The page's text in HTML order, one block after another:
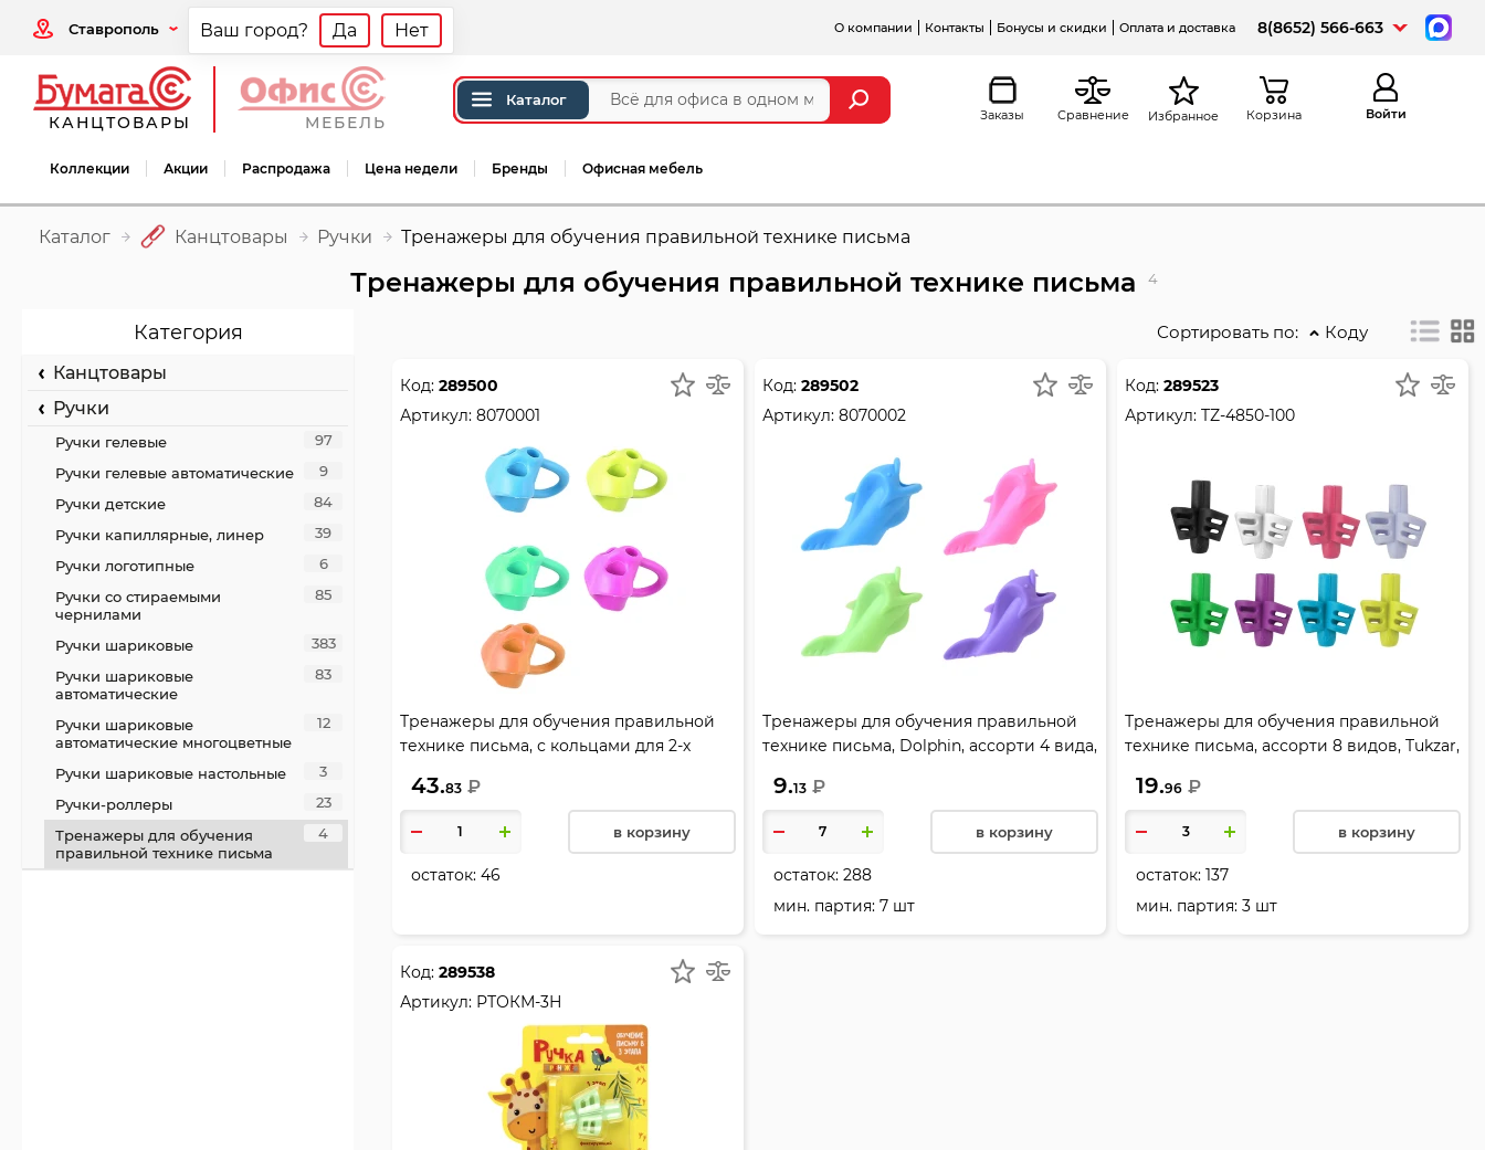
Ставрополь Ваш город? Да Нет О компании Контакты Бонусы и скидки Оплата и доставка 8(8652) 566-663
КАНЦТОВАРЫ МЕБЕЛЬ
Каталог
Заказы Сравнение Избранное Корзина Войти
Коллекции Акции Распродажа Цена недели Бренды Офисная мебель
Каталог Канцтовары Ручки Тренажеры для обучения правильной технике письма
Тренажеры для обучения правильной технике письма 4
Сортировать по: Коду
Код: 289500
Артикул: 8070001
Тренажеры для обучения правильной
технике письма, с кольцами для 2-х
8070001
43.83 ₽
в корзину
остаток: 46
Код: 289502
Артикул: 8070002
Тренажеры для обучения правильной
технике письма, Dolphin, ассорти 4 вида,
9.13 ₽
в корзину
остаток: 288
мин. партия: 7 шт
Код: 289523
Артикул: TZ-4850-100
Тренажеры для обучения правильной
технике письма, ассорти 8 видов, Tukzar,
19.96 ₽
в корзину
остаток: 137
мин. партия: 3 шт
Код: 289538
Артикул: РТОКМ-3Н
Категория
Канцтовары
Ручки
Ручки гелевые
97
Ручки гелевые автоматические
9
Ручки детские
84
Ручки капиллярные, линер
39
Ручки логотипные
6
Ручки со стираемыми
чернилами
85
Ручки шариковые
383
Ручки шариковые
автоматические
83
Ручки шариковые
автоматические многоцветные
12
Ручки шариковые настольные
3
Ручки-роллеры
23
Тренажеры для обучения
правильной технике письма
4